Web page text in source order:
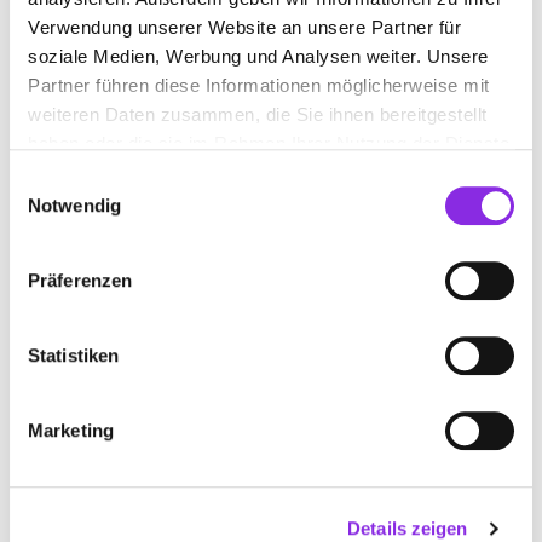
Verwendung unserer Website an unsere Partner für
soziale Medien, Werbung und Analysen weiter. Unsere
Partner führen diese Informationen möglicherweise mit
weiteren Daten zusammen, die Sie ihnen bereitgestellt
Notwendig
Präferenzen
Statistiken
Marketing
Details zeigen
Keine Öffnungszeiten angegeben
KLINIKUM LANDAU-SÜDLICHE
WEINSTRASSE GMBH
DE